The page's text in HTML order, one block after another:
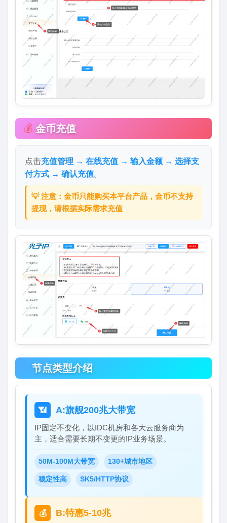
💰 金币充值
点击充值管理 → 在线充值 → 输入金额 → 选择支
付方式 → 确认充值。
💡 注意：金币只能购买本平台产品，金币不支持
提现，请根据实际需求充值
节点类型介绍
📶 A:旗舰200兆大带宽
IP固定不变化，以IDC机房和各大云服务商为
主，适合需要长期不变更的IP业务场景。
50M-100M大带宽 130+城市地区
稳定性高 SK5/HTTP协议
💰 B:特惠5-10兆